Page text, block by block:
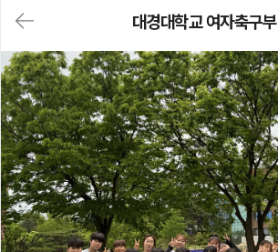
가
기
(메
인,
모
임,
게
시
판,
내
모
임,
대경대학교 여자축구부